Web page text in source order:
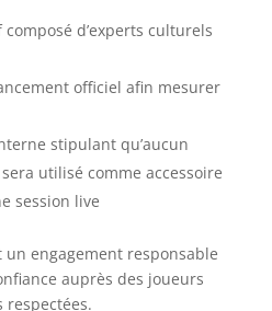
d’experts culturels
officiel afin mesurer
stipulant qu’aucun
utilisé comme accessoire
session live
un engagement responsable
auprès des joueurs